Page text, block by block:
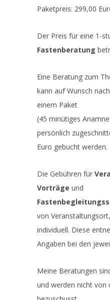
Paketpreis: 299,00
Der Preis für eine 1-
Fastenberatung
Eine Beratung zum
kann auf Wunsch
einem Paket
(45 minütiges
persönlich
Euro gebucht werden.
Die Gebühren für
Vorträge und
von
individuell. Diese
Angaben bei den
Meine Beratungen
und werden nicht von